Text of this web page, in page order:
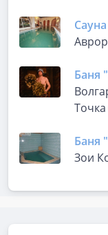
Баня
Баня
Зои